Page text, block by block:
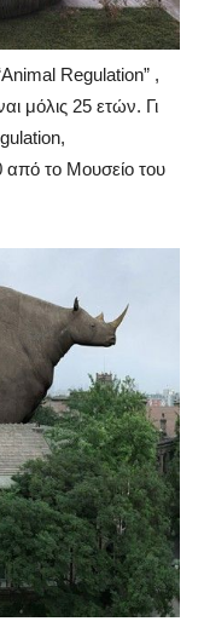
Regulation” ,
μόλις 25 ετών. Γι
το Μουσείο του